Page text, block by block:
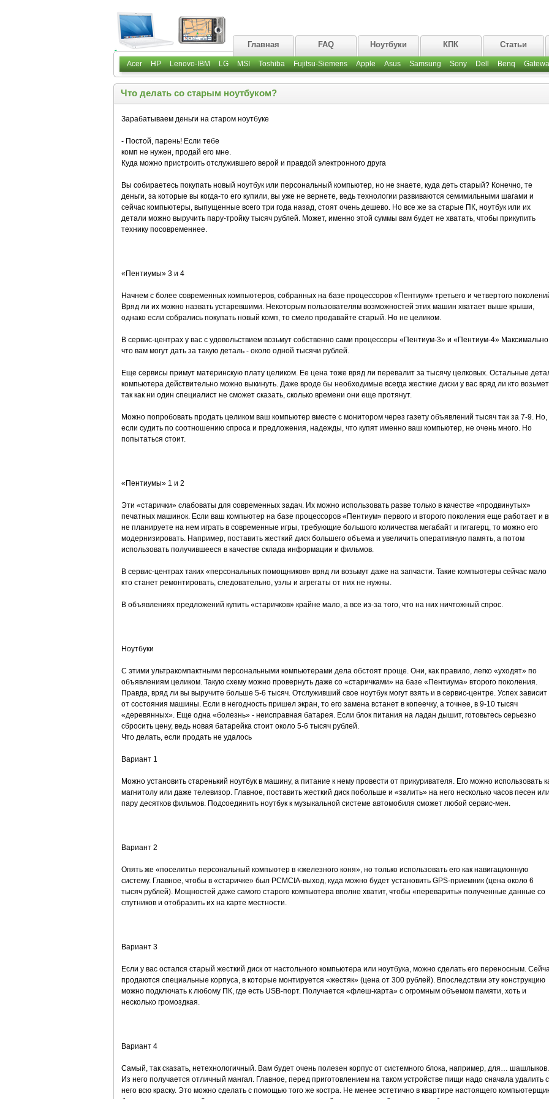
Главная FAQ Ноутбуки КПК Статьи
Acer HP Lenovo-IBM LG MSI Toshiba Fujitsu-Siemens Apple Asus Samsung Sony Dell Benq
Что делать со старым ноутбуком?
Зарабатываем деньги на старом ноутбуке
- Постой, парень! Если тебе
комп не нужен, продай его мне.
Куда можно пристроить отслужившего верой и правдой электронного друга
Вы собираетесь покупать новый ноутбук или персональный компьютер, но не знаете, куда деть старый? Конечно, те
деньги, за которые вы когда-то его купили, вы уже не вернете, ведь технологии развиваются семимильными шагами и
сейчас компьютеры, выпущенные всего три года назад, стоят очень дешево. Но все же за старые ПК, ноутбук или их
детали можно выручить пару-тройку тысяч рублей. Может, именно этой суммы вам будет не хватать, чтобы прикупить
технику посовременнее.
«Пентиумы» 3 и 4
Начнем с более современных компьютеров, собранных на базе процессоров «Пентиум» третьего и четвертого
Вряд ли их можно назвать устаревшими. Некоторым пользователям возможностей этих машин хватает выше крыши,
однако если собрались покупать новый комп, то смело продавайте старый. Но не целиком.
В сервис-центрах у вас с удовольствием возьмут собственно сами процессоры «Пентиум-3» и «Пентиум-4»
что вам могут дать за такую деталь - около одной тысячи рублей.
Еще сервисы примут материнскую плату целиком. Ее цена тоже вряд ли перевалит за тысячу целковых. Остальные
компьютера действительно можно выкинуть. Даже вроде бы необходимые всегда жесткие диски у вас вряд ли кто
так как ни один специалист не сможет сказать, сколько времени они еще протянут.
Можно попробовать продать целиком ваш компьютер вместе с монитором через газету объявлений тысяч так за 7-9. Но,
если судить по соотношению спроса и предложения, надежды, что купят именно ваш компьютер, не очень много. Но
попытаться стоит.
«Пентиумы» 1 и 2
Эти «старички» слабоваты для современных задач. Их можно использовать разве только в качестве «продвинутых»
печатных машинок. Если ваш компьютер на базе процессоров «Пентиум» первого и второго поколения еще работает и
не планируете на нем играть в современные игры, требующие большого количества мегабайт и гигагерц, то можно его
модернизировать. Например, поставить жесткий диск большего объема и увеличить оперативную память, а потом
использовать получившееся в качестве склада информации и фильмов.
В сервис-центрах таких «персональных помощников» вряд ли возьмут даже на запчасти. Такие компьютеры сейчас мало
кто станет ремонтировать, следовательно, узлы и агрегаты от них не нужны.
В объявлениях предложений купить «старичков» крайне мало, а все из-за того, что на них ничтожный спрос.
Ноутбуки
С этими ультракомпактными персональными компьютерами дела обстоят проще. Они, как правило, легко «уходят» по
объявлениям целиком. Такую схему можно провернуть даже со «старичками» на базе «Пентиума» второго поколения.
Правда, вряд ли вы выручите больше 5-6 тысяч. Отслуживший свое ноутбук могут взять и в сервис-центре. Успех зависит
от состояния машины. Если в негодность пришел экран, то его замена встанет в копеечку, а точнее, в 9-10 тысяч
«деревянных». Еще одна «болезнь» - неисправная батарея. Если блок питания на ладан дышит, готовьтесь серьезно
сбросить цену, ведь новая батарейка стоит около 5-6 тысяч рублей.
Что делать, если продать не удалось
Вариант 1
Можно установить старенький ноутбук в машину, а питание к нему провести от прикуривателя. Его можно использовать
магнитолу или даже телевизор. Главное, поставить жесткий диск побольше и «залить» на него несколько часов песен
пару десятков фильмов. Подсоединить ноутбук к музыкальной системе автомобиля сможет любой сервис-мен.
Вариант 2
Опять же «поселить» персональный компьютер в «железного коня», но только использовать его как навигационную
систему. Главное, чтобы в «старичке» был PCMCIA-выход, куда можно будет установить GPS-приемник (цена около 6
тысяч рублей). Мощностей даже самого старого компьютера вполне хватит, чтобы «переварить» полученные данные со
спутников и отобразить их на карте местности.
Вариант 3
Если у вас остался старый жесткий диск от настольного компьютера или ноутбука, можно сделать его переносным.
продаются специальные корпуса, в которые монтируется «жестяк» (цена от 300 рублей). Впоследствии эту конструкцию
можно подключать к любому ПК, где есть USB-порт. Получается «флеш-карта» с огромным объемом памяти, хоть и
несколько громоздкая.
Вариант 4
Самый, так сказать, нетехнологичный. Вам будет очень полезен корпус от системного блока, например, для… шашлыков.
Из него получается отличный мангал. Главное, перед приготовлением на таком устройстве пищи надо сначала удалить с
него всю краску. Это можно сделать с помощью того же костра. Не менее эстетично в квартире настоящего